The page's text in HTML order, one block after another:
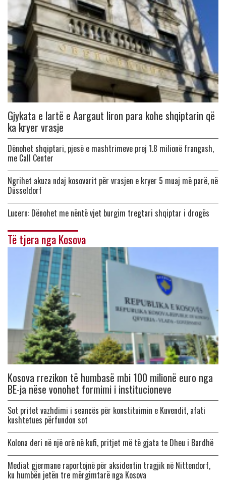
Gjykata e lartë e Aargaut liron para kohe shqiptarin që
ka kryer vrasje
Dënohet shqiptari, pjesë e mashtrimeve prej 1.8 milionë frangash,
me Call Center
Ngrihet akuza ndaj kosovarit për vrasjen e kryer 5 muaj më parë, në
Düsseldorf
Lucern: Dënohet me nëntë vjet burgim tregtari shqiptar i drogës
Të tjera nga Kosova
Kosova rrezikon të humbasë mbi 100 milionë euro nga
BE-ja nëse vonohet formimi i institucioneve
Sot pritet vazhdimi i seancës për konstituimin e Kuvendit, afati
kushtetues përfundon sot
Kolona deri në një orë në kufi, pritjet më të gjata te Dheu i Bardhë
Mediat gjermane raportojnë për aksidentin tragjik në Nittendorf,
ku humbën jetën tre mërgimtarë nga Kosova